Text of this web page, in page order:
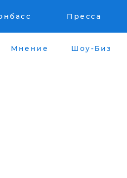
Пресса
Мнение Шоу-Биз